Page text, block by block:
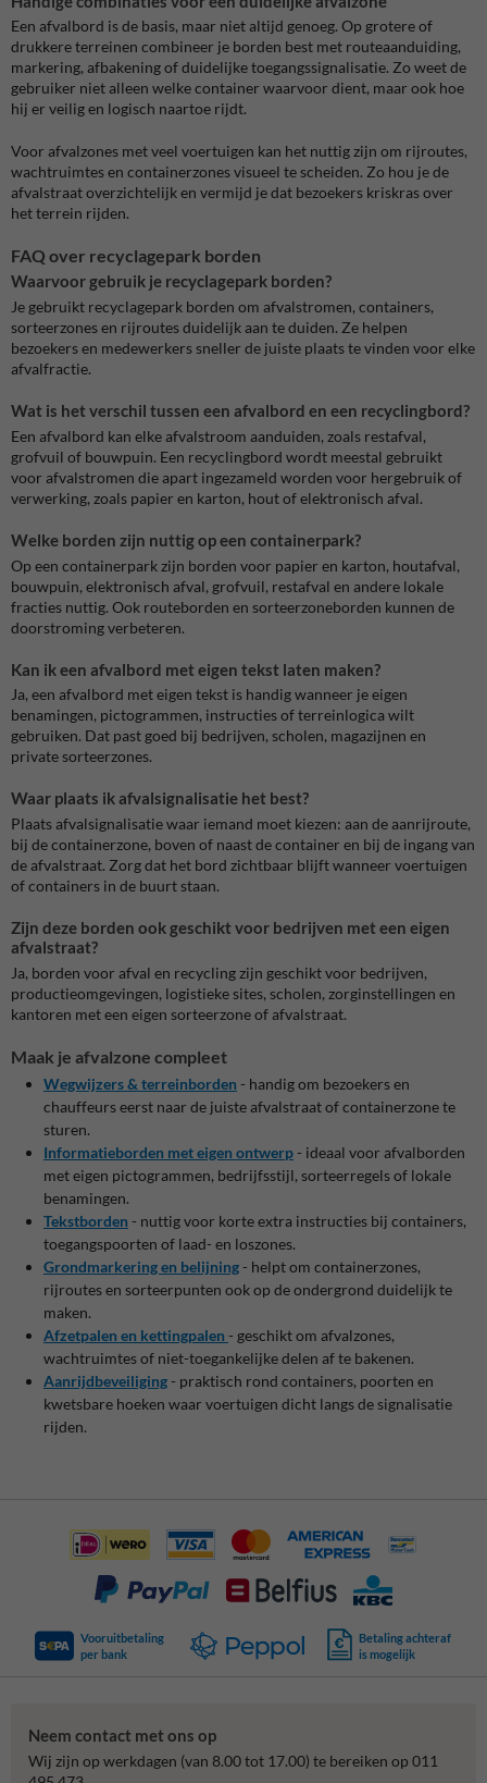
Een afvalbord is de basis, maar niet altijd genoeg. Op grotere of
drukkere terreinen combineer je borden best met routeaanduiding,
markering, afbakening of duidelijke toegangssignalisatie. Zo weet de
gebruiker niet alleen welke container waarvoor dient, maar ook hoe
hij er veilig en logisch naartoe rijdt.
Voor afvalzones met veel voertuigen kan het nuttig zijn om rijroutes,
wachtruimtes en containerzones visueel te scheiden. Zo hou je de
afvalstraat overzichtelijk en vermijd je dat bezoekers kriskras over
het terrein rijden.
FAQ over recyclagepark borden
Waarvoor gebruik je recyclagepark borden?
Je gebruikt recyclagepark borden om afvalstromen, containers,
sorteerzones en rijroutes duidelijk aan te duiden. Ze helpen
bezoekers en medewerkers sneller de juiste plaats te vinden voor elke
afvalfractie.
Wat is het verschil tussen een afvalbord en een recyclingbord?
Een afvalbord kan elke afvalstroom aanduiden, zoals restafval,
grofvuil of bouwpuin. Een recyclingbord wordt meestal gebruikt
voor afvalstromen die apart ingezameld worden voor hergebruik of
verwerking, zoals papier en karton, hout of elektronisch afval.
Welke borden zijn nuttig op een containerpark?
Op een containerpark zijn borden voor papier en karton, houtafval,
bouwpuin, elektronisch afval, grofvuil, restafval en andere lokale
fracties nuttig. Ook routeborden en sorteerzoneborden kunnen de
doorstroming verbeteren.
Kan ik een afvalbord met eigen tekst laten maken?
Ja, een afvalbord met eigen tekst is handig wanneer je eigen
benamingen, pictogrammen, instructies of terreinlogica wilt
gebruiken. Dat past goed bij bedrijven, scholen, magazijnen en
private sorteerzones.
Waar plaats ik afvalsignalisatie het best?
Plaats afvalsignalisatie waar iemand moet kiezen: aan de aanrijroute,
bij de containerzone, boven of naast de container en bij de ingang van
de afvalstraat. Zorg dat het bord zichtbaar blijft wanneer voertuigen
of containers in de buurt staan.
Zijn deze borden ook geschikt voor bedrijven met een eigen
afvalstraat?
Ja, borden voor afval en recycling zijn geschikt voor bedrijven,
productieomgevingen, logistieke sites, scholen, zorginstellingen en
kantoren met een eigen sorteerzone of afvalstraat.
Maak je afvalzone compleet
Wegwijzers & terreinborden - handig om bezoekers en
chauffeurs eerst naar de juiste afvalstraat of containerzone te
sturen.
Informatieborden met eigen ontwerp- ideaal voor afvalborden
met eigen pictogrammen, bedrijfsstijl, sorteerregels of lokale
benamingen.
Tekstborden - nuttig voor korte extra instructies bij containers,
toegangspoorten of laad- en loszones.
Grondmarkering en belijning- helpt om containerzones,
rijroutes en sorteerpunten ook op de ondergrond duidelijk te
maken.
Afzetpalen en kettingpalen - geschikt om afvalzones,
wachtruimtes of niet-toegankelijke delen af te bakenen.
Aanrijdbeveiliging- praktisch rond containers, poorten en
kwetsbare hoeken waar voertuigen dicht langs de signalisatie
rijden.
Vooruitbetaling
per bank
Betaling achteraf
is mogelijk
Neem contact met ons op
Wij zijn op werkdagen (van 8.00 tot 17.00) te bereiken op 011